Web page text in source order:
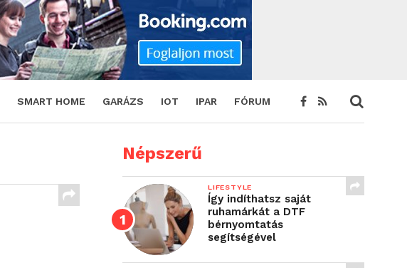
SMART HOME GARÁZS IOT IPAR FÓRUM
Népszerű
LIFESTYLE
Így indíthatsz saját
ruhamárkát a DTF
bérnyomtatás
segítségével